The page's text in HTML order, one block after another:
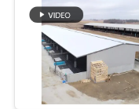
इस्पात